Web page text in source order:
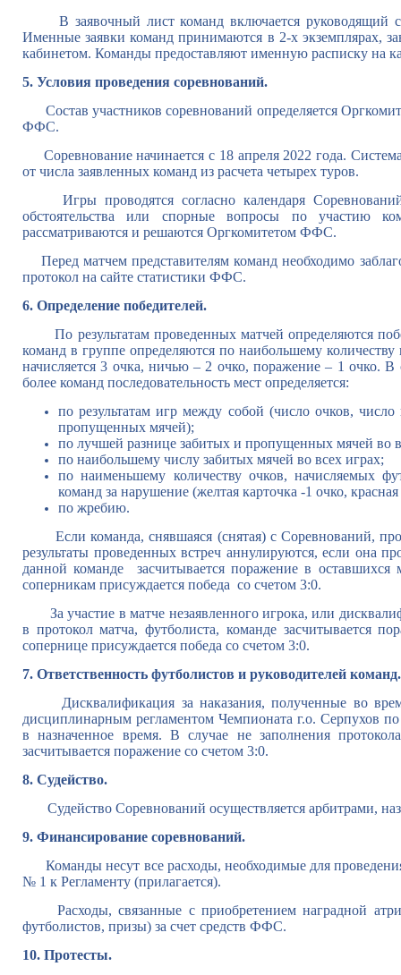
В заявочный лист команд включается руководящий
Именные заявки команд принимаются в 2-х экземплярах,
кабинетом. Команды предоставляют именную расписку на
5. Условия проведения соревнований.
Состав участников соревнований определяется
ФФС.
Соревнование начинается с 18 апреля 2022 года.
от числа заявленных команд из расчета четырех туров.
Игры проводятся согласно календаря
обстоятельства или спорные вопросы по участию
рассматриваются и решаются Оргкомитетом ФФС.
Перед матчем представителям команд необходимо
протокол на сайте статистики ФФС.
6. Определение победителей.
По результатам проведенных матчей определяются
команд в группе определяются по наибольшему
начисляется 3 очка, ничью – 2 очко, поражение – 1 очко. В
более команд последовательность мест определяется:
по результатам игр между собой (число очков,
пропущенных мячей);
по лучшей разнице забитых и пропущенных мячей во
по наибольшему числу забитых мячей во всех играх;
по наименьшему количеству очков, начисляемых
команд за нарушение (желтая карточка -1 очко,
по жребию.
Если команда, снявшаяся (снятая) с Соревнований,
результаты проведенных встреч аннулируются, если она
данной команде засчитывается поражение в оставшихся
соперникам присуждается победа со счетом 3:0.
За участие в матче незаявленного игрока, или
в протокол матча, футболиста, команде засчитывается
сопернице присуждается победа со счетом 3:0.
7. Ответственность футболистов и руководителей команд.
Дисквалификация за наказания, полученные во
дисциплинарным регламентом Чемпионата г.о. Серпухов
в назначенное время. В случае не заполнения
засчитывается поражение со счетом 3:0.
8. Судейство.
Судейство Соревнований осуществляется арбитрами,
9. Финансирование соревнований.
Команды несут все расходы, необходимые для
№ 1 к Регламенту (прилагается).
Расходы, связанные с приобретением наградной
футболистов, призы) за счет средств ФФС.
10. Протесты.